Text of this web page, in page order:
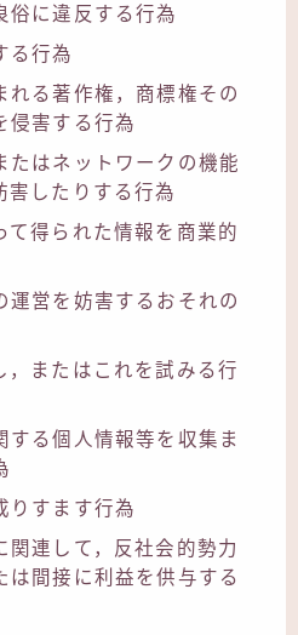
俗に違反する行為
る行為
れる著作権，商標権その
侵害する行為
たはネットワークの機能
害したりする行為
て得られた情報を商業的
運営を妨害するおそれの
，またはこれを試みる行
する個人情報等を収集ま
りすます行為
関連して，反社会的勢力
は間接に利益を供与する